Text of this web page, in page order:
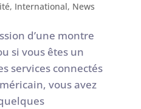
, International, News
d’une montre
si vous êtes un
services connectés
vous avez